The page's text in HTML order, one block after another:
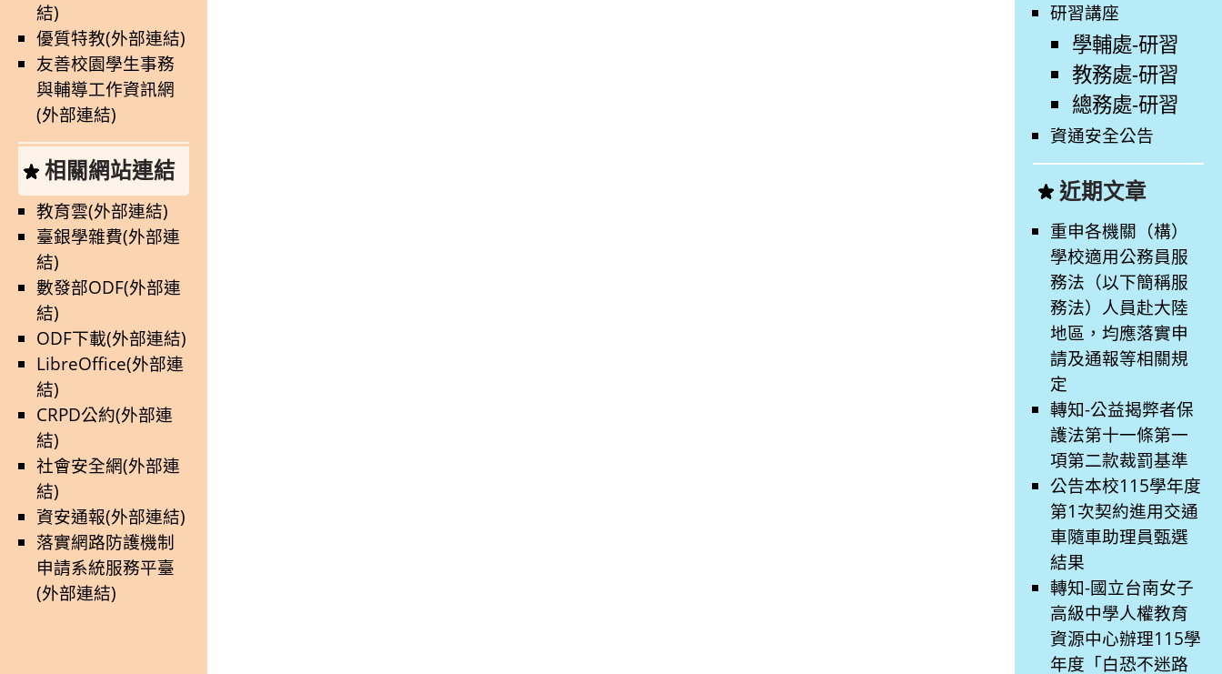
結)
優質特教(外部連結)
友善校園學生事務
與輔導工作資訊網
(外部連結)
相關網站連結
教育雲(外部連結)
臺銀學雜費(外部連
結)
數發部ODF(外部連
結)
ODF下載(外部連結)
LibreOffice(外部連
結)
CRPD公約(外部連
結)
社會安全網(外部連
結)
資安通報(外部連結)
落實網路防護機制
申請系統服務平臺
(外部連結)
研習講座
學輔處-研習
教務處-研習
總務處-研習
資通安全公告
近期文章
重申各機關（構）
學校適用公務員服
務法（以下簡稱服
務法）人員赴大陸
地區，均應落實申
請及通報等相關規
定
轉知-公益揭弊者保
護法第十一條第一
項第二款裁罰基準
公告本校115學年度
第1次契約進用交通
車隨車助理員甄選
結果
轉知-國立台南女子
高級中學人權教育
資源中心辦理115學
年度「白恐不迷路